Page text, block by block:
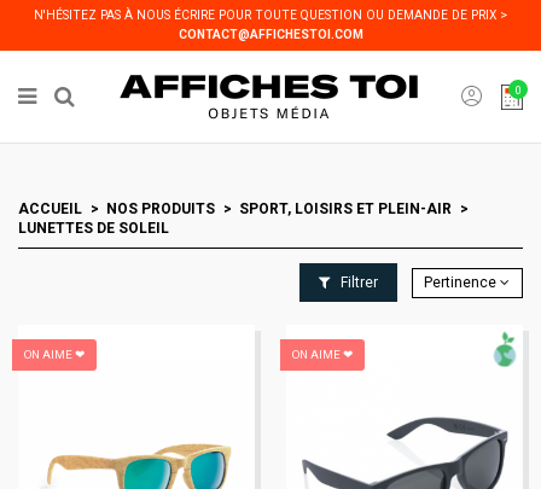
N'HÉSITEZ PAS À NOUS ÉCRIRE POUR TOUTE QUESTION OU DEMANDE DE PRIX >
CONTACT@AFFICHESTOI.COM
0
ACCUEIL NOS PRODUITS
SPORT, LOISIRS ET PLEIN-AIR
LUNETTES DE SOLEIL
Filtrer Pertinence
ON AIME ❤ ON AIME ❤
Panneau de gestion des cookies